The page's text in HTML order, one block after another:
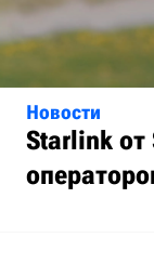
Новости
Starlink от